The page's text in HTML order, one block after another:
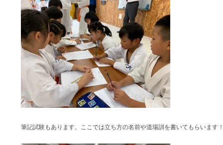
筆記試験もあります。ここでは立ち方の名前や道場訓を書いてもらいます